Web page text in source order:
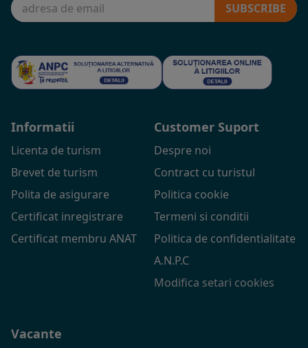
SUBSCRIBE
Informatii
Licenta de turism
Brevet de turism
Polita de asigurare
Certificat inregistrare
Certificat membru ANAT
Customer Suport
Despre noi
Contract cu turistul
Politica cookie
Termeni si conditii
Politica de confidentialitate
A.N.P.C
Modifica setari cookies
Vacante